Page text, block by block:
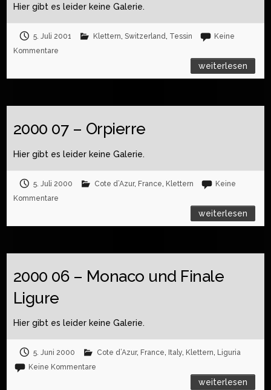
Hier gibt es leider keine Galerie.
5. Juli 2001 Klettern, Switzerland, Tessin
Keine
Kommentare
weiterlesen
2000 07 – Orpierre
Hier gibt es leider keine Galerie.
5. Juli 2000 Cote d’Azur, France, Klettern
Keine
Kommentare
weiterlesen
2000 06 – Monaco und Finale
Ligure
Hier gibt es leider keine Galerie.
5. Juni 2000 Cote d’Azur, France, Italy, Klettern, Liguria
Keine Kommentare
weiterlesen